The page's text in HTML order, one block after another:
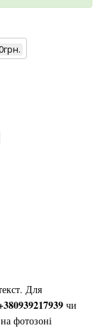
Для
чи
фотозоні